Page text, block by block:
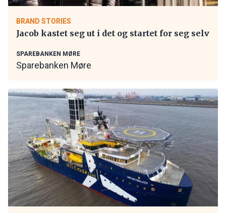
BRAND STORIES
Jacob kastet seg ut i det og startet for seg selv
SPAREBANKEN MØRE
Sparebanken Møre